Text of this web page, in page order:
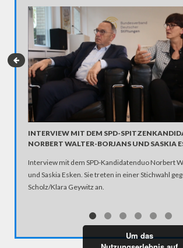
INTERVIEW MIT DEM SPD-
NORBERT WALTER-BORJANS UND SASKIA
Interview mit dem SPD-Kandidatenduo Norbert
und Saskia Esken. Sie treten in einer Stichwahl
Scholz/Klara Geywitz an.
Um das